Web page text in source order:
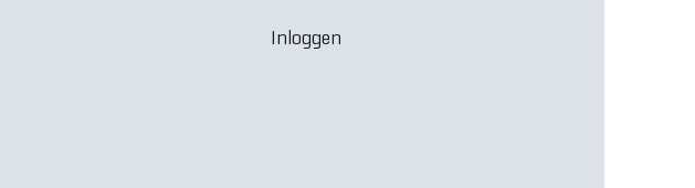
Inloggen